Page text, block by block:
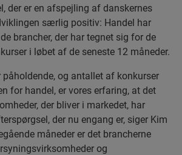
der er en afspejling af danskernes
særlig positiv: Handel har
brancher, der har tegnet sig for de
i løbet af de seneste 12 måneder.
påholdende, og antallet af konkurser
for handel, er vores erfaring, at det
der bliver i markedet, har
der nu engang er, siger Kim
måneder er det brancherne
og